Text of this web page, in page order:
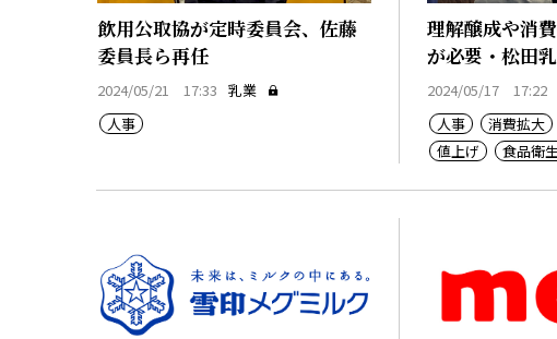
飲用公取協が定時委員会、佐藤
委員長ら再任
2024/05/21 17:33 乳業
人事
理解醸成や消
が必要・松田
2024/05/17 17:22
人事
消費拡大
値上げ
食品衛